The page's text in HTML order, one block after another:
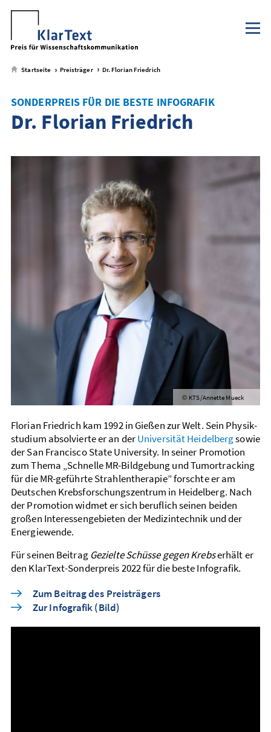
zum
Metamenü
zum
Hauptmenü
zum
Seiteninhalt
zum
Footer-
Menü
Startseite Preisträger Dr. Florian Friedrich
SONDERPREIS FÜR DIE BESTE INFOGRAFIK
Dr. Florian Friedrich
© KTS/Annette Mueck
Florian Friedrich kam 1992 in Gießen zur Welt. Sein Physik­
studium ­absolvierte er an derUniversität Heidelbergsowie
der San Francisco State University. In seiner Promotion
zum Thema „Schnelle MR-Bildgebung und Tumor­tracking
für die MR-geführte Strahlen­therapie” forschte er am
Deutschen Krebs­forschungs­zentrum in Heidelberg. Nach
der Promotion widmet er sich beruflich seinen ­beiden
großen Interessen­gebieten der Medizin­technik und der
Energie­wende.
Für seinen Beitrag Gezielte Schüsse gegen Krebs­erhält er
den KlarText-Sonderpreis 2022 für die beste Infografik.
Zum Beitrag des Preisträgers
Zur Infografik (Bild)